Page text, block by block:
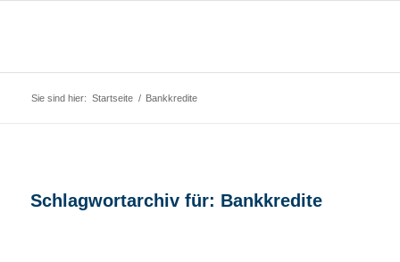
Sie sind hier: Startseite / Bankkredite
Schlagwortarchiv für: Bankkredite